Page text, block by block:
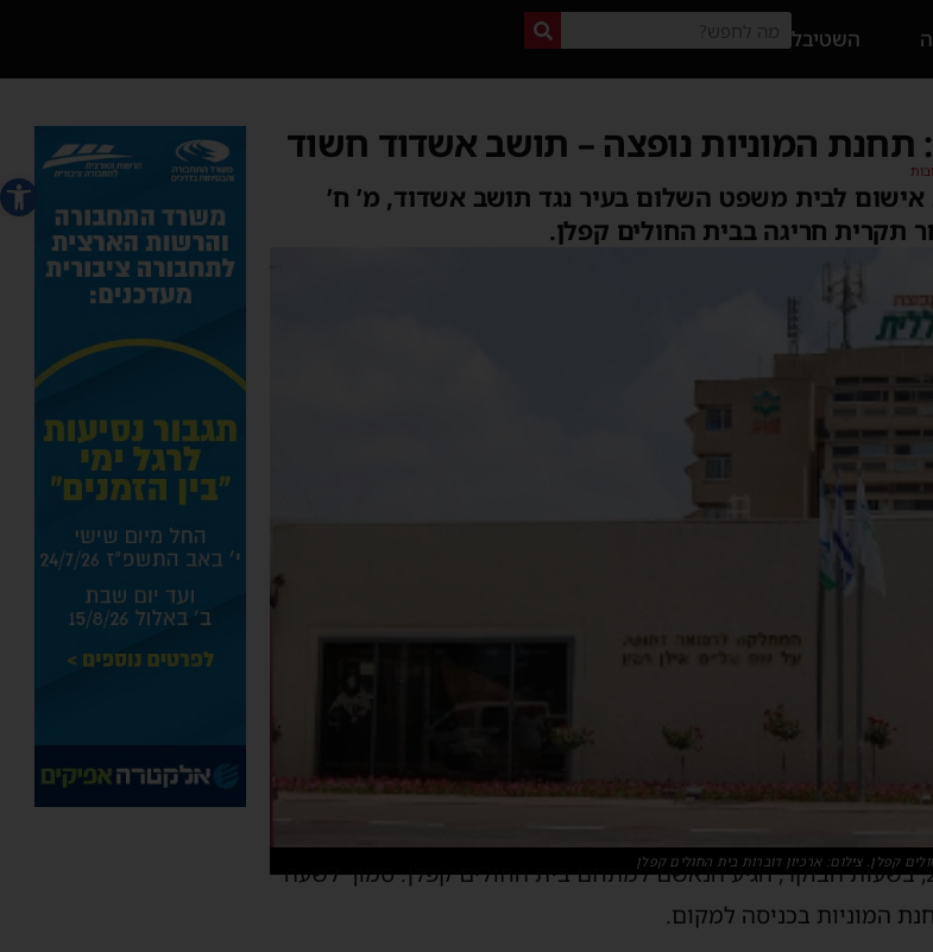
פתח
השטיבל
תחנת המוניות נופצה – תושב אשדוד חשוד
לבית משפט השלום בעיר נגד תושב אשדוד, מ’ ח’
קפלן. צילום: ארכיון דוברות בית החולים קפלן
על פי כתב האישום, בתאריך 14 במרץ 2026, בשעות הבוקר, הגיע הנאשם למתחם בית החולים קפלן. סמוך לשעה